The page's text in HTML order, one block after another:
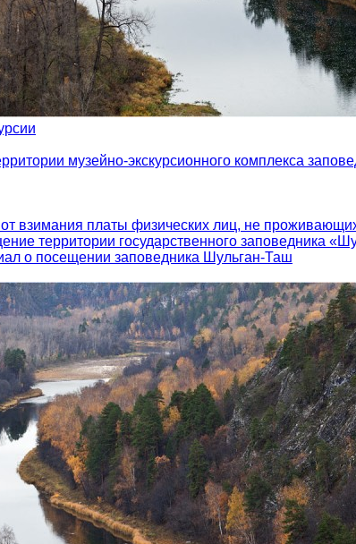
музейно-экскурсионного комплекса
взимания платы физических лиц, не
территории государственного заповедника
о посещении заповедника Шульган-Таш